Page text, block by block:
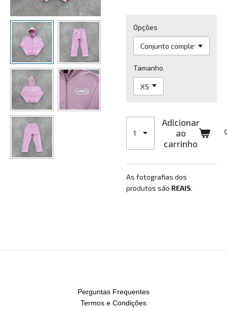
Opções
Tamanho
Adicionar
ao
carrinho
As fotografias dos
produtos são REAIS.
Perguntas Frequentes
Termos e Condições